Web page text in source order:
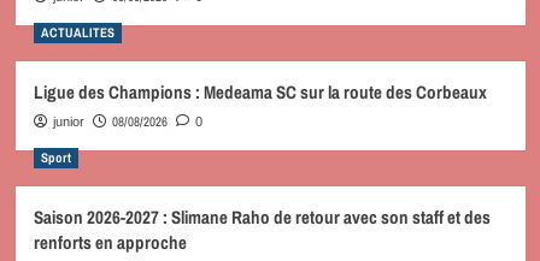
ACTUALITES
Ligue des Champions : Medeama SC sur la route des Corbeaux
junior 08/08/2026 0
Sport
Saison 2026-2027 : Slimane Raho de retour avec son staff et des
renforts en approche